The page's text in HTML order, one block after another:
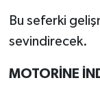
Bu seferki
sevindirecek.
MOTORİNE